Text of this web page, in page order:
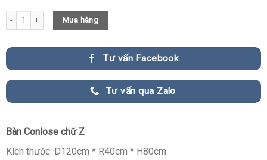
Bàn Conlose Chữ Z Trang Trí Khách Sạn quantity
Mua hàng
Tư vấn Facebook
Tư vấn qua Zalo
Bàn Conlose chữ Z
Kích thước: D120cm * R40cm * H80cm